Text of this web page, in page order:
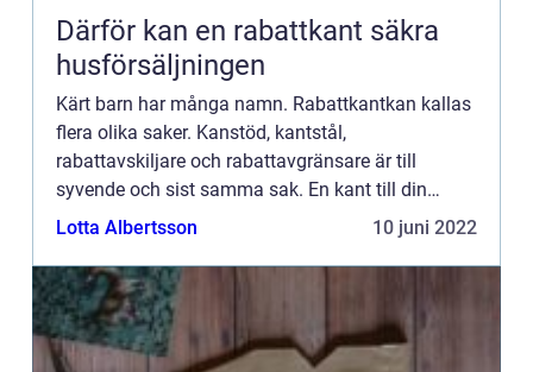
Därför kan en rabattkant säkra
husförsäljningen
Kärt barn har många namn. Rabattkantkan kallas
flera olika saker. Kanstöd, kantstål,
rabattavskiljare och rabattavgränsare är till
syvende och sist samma sak. En kant till din
rabatt. I dag väljer många att sätta in en
Lotta Albertsson 10 juni 2022